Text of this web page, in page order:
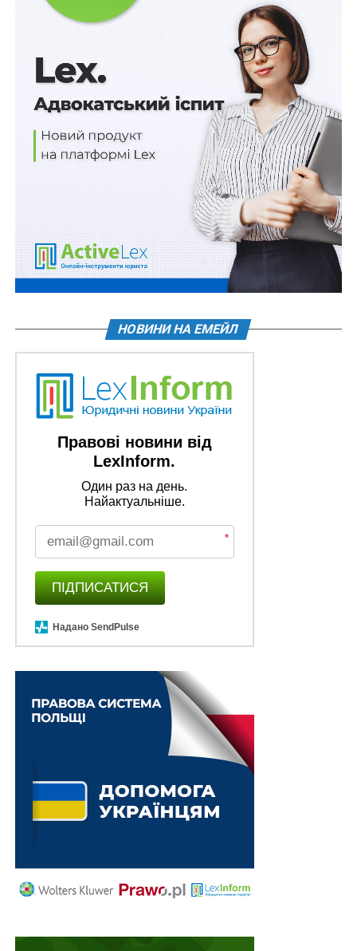
Нагадаємо, раніше комітет ВРУ рекомендував
переголосувати «Закон про олігархів» через колізію
поправок.
Джерело:Юридичний вісник України
Банки пропонують зобов’язати
відшкодовувати клієнтам вкрадені шахраями
кошти
ВРУ ОЛІГАРХИ ПАРЛАМЕНТ
Кабмін затвердив стратегію деокупації Криму
НЕ ПРОПУСТІТЬ
НОВИНИ НА ЕМЕЙЛ
Правові новини від
LexInform.
Один раз на день.
Найактуальніше.
*
ПІДПИСАТИСЯ
Надано SendPulse